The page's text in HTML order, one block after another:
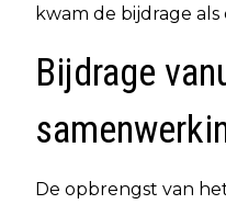
kwam de bijdrage als
Bijdrage
De opbrengst van